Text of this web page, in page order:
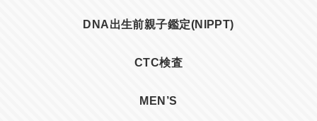
DNA出生前親子鑑定(NIPPT)
CTC検査
MEN’S